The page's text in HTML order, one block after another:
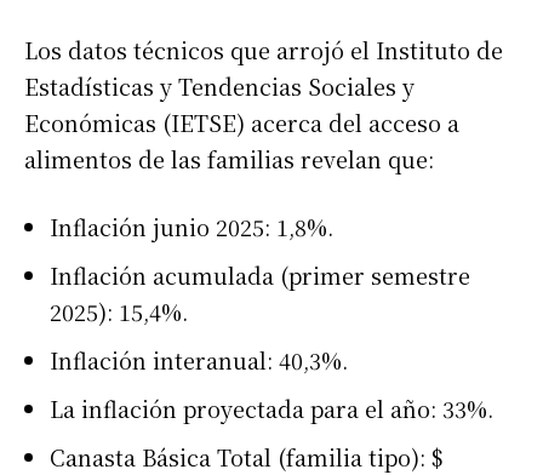
Los datos técnicos que arrojó el Instituto de
Estadísticas y Tendencias Sociales y
Económicas (IETSE) acerca del acceso a
alimentos de las familias revelan que:
Inflación junio 2025: 1,8%.
Inflación acumulada (primer semestre
2025): 15,4%.
Inflación interanual: 40,3%.
La inflación proyectada para el año: 33%.
Canasta Básica Total (familia tipo): $